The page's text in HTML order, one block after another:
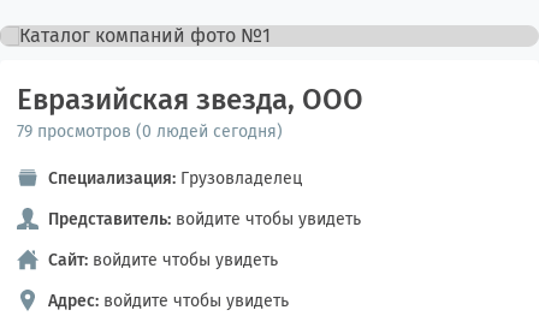
Евразийская звезда, ООО
79 просмотров (0 людей сегодня)
Специализация: Грузовладелец
Представитель: войдите чтобы увидеть
Сайт: войдите чтобы увидеть
Адрес: войдите чтобы увидеть